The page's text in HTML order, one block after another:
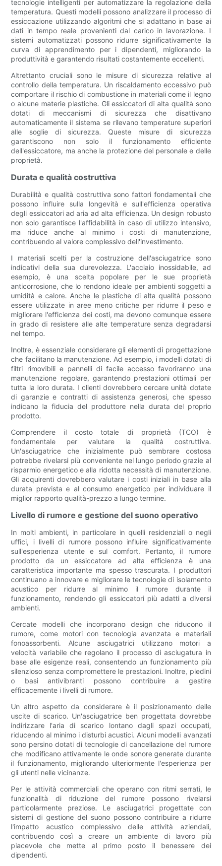
tecnologie intelligenti per automatizzare la regolazione della
temperatura. Questi modelli possono analizzare il processo di
essiccazione utilizzando algoritmi che si adattano in base ai
dati in tempo reale provenienti dal carico in lavorazione. I
sistemi automatizzati possono ridurre significativamente la
curva di apprendimento per i dipendenti, migliorando la
produttività e garantendo risultati costantemente eccellenti.
Altrettanto cruciali sono le misure di sicurezza relative al
controllo della temperatura. Un riscaldamento eccessivo può
comportare il rischio di combustione in materiali come il legno
o alcune materie plastiche. Gli essiccatori di alta qualità sono
dotati di meccanismi di sicurezza che disattivano
automaticamente il sistema se rilevano temperature superiori
alle soglie di sicurezza. Queste misure di sicurezza
garantiscono non solo il funzionamento efficiente
dell'essiccatore, ma anche la protezione del personale e delle
proprietà.
Durata e qualità costruttiva
Durabilità e qualità costruttiva sono fattori fondamentali che
possono influire sulla longevità e sull'efficienza operativa
degli essiccatori ad aria ad alta efficienza. Un design robusto
non solo garantisce l'affidabilità in caso di utilizzo intensivo,
ma riduce anche al minimo i costi di manutenzione,
contribuendo al valore complessivo dell'investimento.
I materiali scelti per la costruzione dell'asciugatrice sono
indicativi della sua durevolezza. L'acciaio inossidabile, ad
esempio, è una scelta popolare per le sue proprietà
anticorrosione, che lo rendono ideale per ambienti soggetti a
umidità e calore. Anche le plastiche di alta qualità possono
essere utilizzate in aree meno critiche per ridurre il peso e
migliorare l'efficienza dei costi, ma devono comunque essere
in grado di resistere alle alte temperature senza degradarsi
nel tempo.
Inoltre, è essenziale considerare gli elementi di progettazione
che facilitano la manutenzione. Ad esempio, i modelli dotati di
filtri rimovibili e pannelli di facile accesso favoriranno una
manutenzione regolare, garantendo prestazioni ottimali per
tutta la loro durata. I clienti dovrebbero cercare unità dotate
di garanzie e contratti di assistenza generosi, che spesso
indicano la fiducia del produttore nella durata del proprio
prodotto.
Comprendere il costo totale di proprietà (TCO) è
fondamentale per valutare la qualità costruttiva.
Un'asciugatrice che inizialmente può sembrare costosa
potrebbe rivelarsi più conveniente nel lungo periodo grazie al
risparmio energetico e alla ridotta necessità di manutenzione.
Gli acquirenti dovrebbero valutare i costi iniziali in base alla
durata prevista e al consumo energetico per individuare il
miglior rapporto qualità-prezzo a lungo termine.
Livello di rumore e gestione del suono operativo
In molti ambienti, in particolare in quelli residenziali o negli
uffici, i livelli di rumore possono influire significativamente
sull'esperienza utente e sul comfort. Pertanto, il rumore
prodotto da un essiccatore ad alta efficienza è una
caratteristica importante ma spesso trascurata. I produttori
continuano a innovare e migliorare le tecnologie di isolamento
acustico per ridurre al minimo il rumore durante il
funzionamento, rendendo gli essiccatori più adatti a diversi
ambienti.
Cercate modelli che incorporano design che riducono il
rumore, come motori con tecnologia avanzata e materiali
fonoassorbenti. Alcune asciugatrici utilizzano motori a
velocità variabile che regolano il processo di asciugatura in
base alle esigenze reali, consentendo un funzionamento più
silenzioso senza compromettere le prestazioni. Inoltre, piedini
o basi antivibranti possono contribuire a gestire
efficacemente i livelli di rumore.
Un altro aspetto da considerare è il posizionamento delle
uscite di scarico. Un'asciugatrice ben progettata dovrebbe
indirizzare l'aria di scarico lontano dagli spazi occupati,
riducendo al minimo i disturbi acustici. Alcuni modelli avanzati
sono persino dotati di tecnologie di cancellazione del rumore
che modificano attivamente le onde sonore generate durante
il funzionamento, migliorando ulteriormente l'esperienza per
gli utenti nelle vicinanze.
Per le attività commerciali che operano con ritmi serrati, le
funzionalità di riduzione del rumore possono rivelarsi
particolarmente preziose. Le asciugatrici progettate con
sistemi di gestione del suono possono contribuire a ridurre
l'impatto acustico complessivo delle attività aziendali,
contribuendo così a creare un ambiente di lavoro più
piacevole che mette al primo posto il benessere dei
dipendenti.